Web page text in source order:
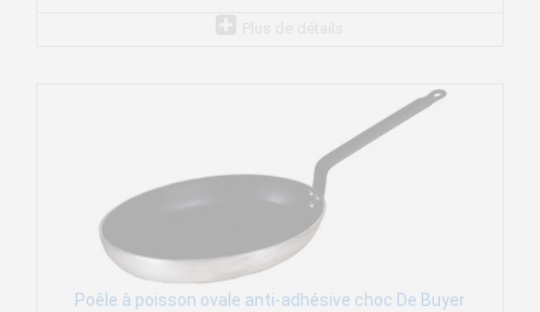
Poêle à poisson ovale anti-adhésive choc De Buyer